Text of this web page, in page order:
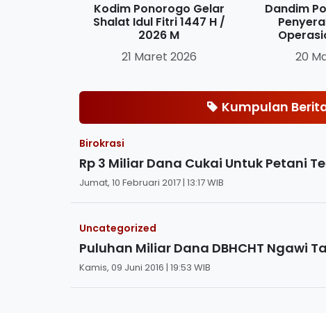
Kodim Ponorogo Gelar
Shalat Idul Fitri 1447 H /
2026 M
21 Maret 2026
Dandim
20
Kumpulan
Birokrasi
Rp 3 Miliar Dana Cukai Untuk Petani
Jumat, 10 Februari 2017 | 13:17 WIB
Uncategorized
Puluhan Miliar Dana DBHCHT Ngawi
Kamis, 09 Juni 2016 | 19:53 WIB